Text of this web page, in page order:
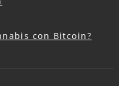
con Bitcoin?